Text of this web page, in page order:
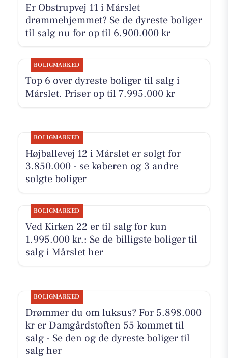
Er Obstrupvej 11 i Mårslet
drømmehjemmet? Se de dyreste boliger
til salg nu for op til 6.900.000 kr
BOLIGMARKED
Top 6 over dyreste boliger til salg i
Mårslet. Priser op til 7.995.000 kr
BOLIGMARKED
Højballevej 12 i Mårslet er solgt for
3.850.000 - se køberen og 3 andre
solgte boliger
BOLIGMARKED
Ved Kirken 22 er til salg for kun
1.995.000 kr.: Se de billigste boliger til
salg i Mårslet her
BOLIGMARKED
Drømmer du om luksus? For 5.898.000
kr er Damgårdstoften 55 kommet til
salg - Se den og de dyreste boliger til
salg her